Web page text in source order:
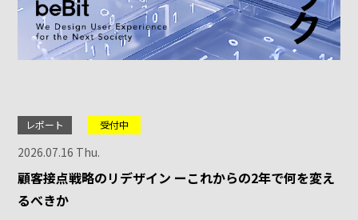
レポート 受付中
2026.07.16 Thu.
顧客接点戦略のリデザイン ーこれからの2年で何を変え
るべきか